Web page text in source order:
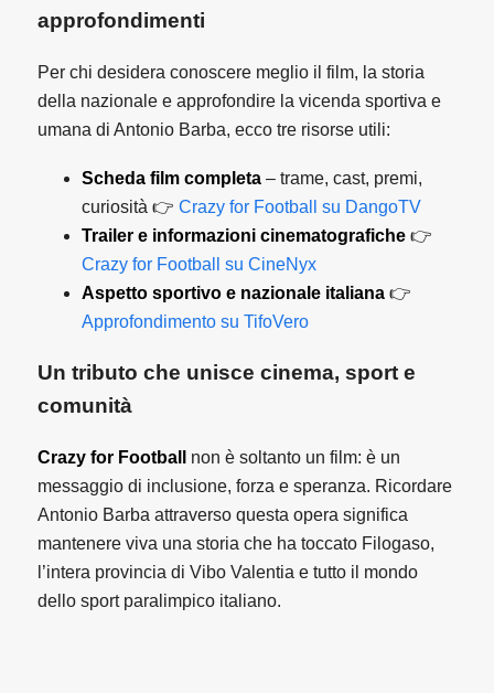
approfondimenti
Per chi desidera conoscere meglio il film, la storia
della nazionale e approfondire la vicenda sportiva e
umana di Antonio Barba, ecco tre risorse utili:
Scheda film completa – trame, cast, premi,
curiosità 👉 Crazy for Football su DangoTV
Trailer e informazioni cinematografiche 👉
Crazy for Football su CineNyx
Aspetto sportivo e nazionale italiana 👉
Approfondimento su TifoVero
Un tributo che unisce cinema, sport e
comunità
Crazy for Football
non è soltanto un film: è un
messaggio di inclusione, forza e speranza. Ricordare
Antonio Barba attraverso questa opera significa
mantenere viva una storia che ha toccato Filogaso,
l’intera provincia di Vibo Valentia e tutto il mondo
dello sport paralimpico italiano.